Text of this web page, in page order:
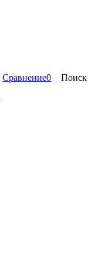
Сравнение0 Поиск